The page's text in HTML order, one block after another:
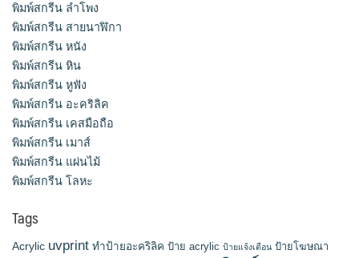
พิมพ์สกรีน ลำโพง
พิมพ์สกรีน สายนาฬิกา
พิมพ์สกรีน หนัง
พิมพ์สกรีน หิน
พิมพ์สกรีน หูฟัง
พิมพ์สกรีน อะคริลิค
พิมพ์สกรีน เคสมือถือ
พิมพ์สกรีน เมาส์
พิมพ์สกรีน แผ่นไม้
พิมพ์สกรีน โลหะ
Tags
Acrylic uvprint ทำป้ายอะคริลิค ป้าย acrylic ป้ายแจ้งเตือน ป้ายโฆษณา